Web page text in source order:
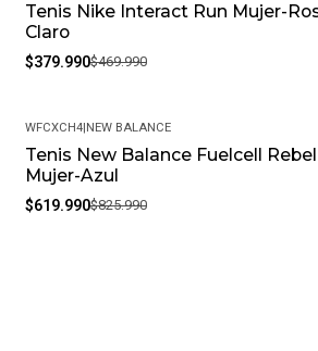
-19%
Tenis Nike Interact Run Mujer-
Claro
$379.990$469.990
-25%
WFCXCH4|NEW BALANCE
Tenis New Balance Fuelcell Rebel
Mujer-Azul
$619.990$825.990